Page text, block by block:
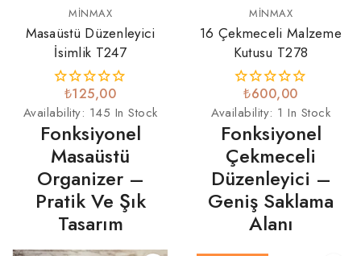
MINMAX
Masaüstü Düzenleyici
İsimlik T247
₺125,00
Availability: 145 In Stock
Fonksiyonel
Masaüstü
Organizer –
Pratik Ve Şık
Tasarım
MINMAX
16 Çekmeceli Malzeme
Kutusu T278
₺600,00
Availability: 1 In Stock
Fonksiyonel
Çekmeceli
Düzenleyici –
Geniş Saklama
Alanı